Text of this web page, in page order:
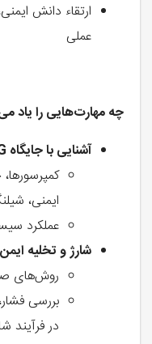
ارتقاء دانش
عملی
چه مهارت‌هایی را یاد
آشنایی با جایگاه
ایمنی،
عملکرد
شارژ و تخلیه
روش‌های
بررسی
در فرآیند